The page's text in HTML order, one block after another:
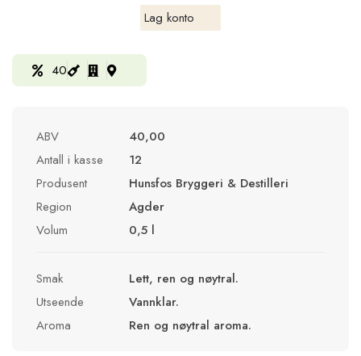
Lag konto
40
ABV
40,00
Antall i kasse
12
Produsent
Hunsfos Bryggeri & Destilleri
Region
Agder
Volum
0,5 l
Smak
Lett, ren og nøytral.
Utseende
Vannklar.
Aroma
Ren og nøytral aroma.